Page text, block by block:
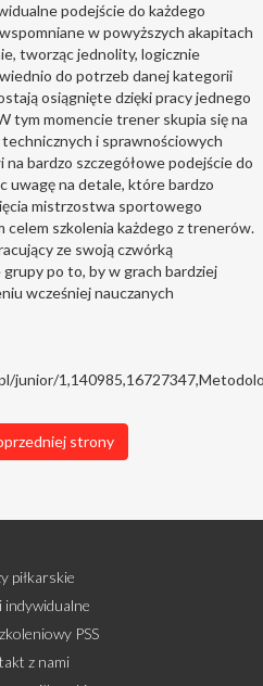
podejście do każdego
w powyższych akapitach
tworząc jednolity, logicznie
do potrzeb danej kategorii
osiągnięte dzięki pracy jednego
tym momencie trener skupia się na
i sprawnościowych
bardzo szczegółowe podejście do
uwagę na detale, które bardzo
mistrzostwa sportowego
celem szkolenia każdego z trenerów.
ze swoją czwórką
grupy po to, by w grach bardziej
wcześniej nauczanych
strony
piłkarskie
indywidualne
PSS
z nami